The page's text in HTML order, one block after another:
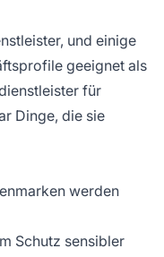
und einige
geeignet als
für
Dinge, die sie
werden
Schutz sensibler